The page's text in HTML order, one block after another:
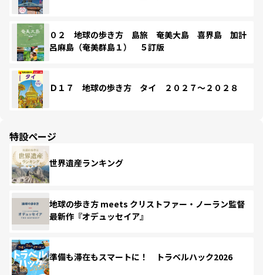
０２ 地球の歩き方 島旅 奄美大島 喜界島 加計
呂麻島（奄美群島１） ５訂版
Ｄ１７ 地球の歩き方 タイ ２０２７～２０２８
特設ページ
世界遺産ランキング
地球の歩き方 meets クリストファー・ノーラン監督
最新作『オデュッセイア』
準備も滞在もスマートに！ トラベルハック2026